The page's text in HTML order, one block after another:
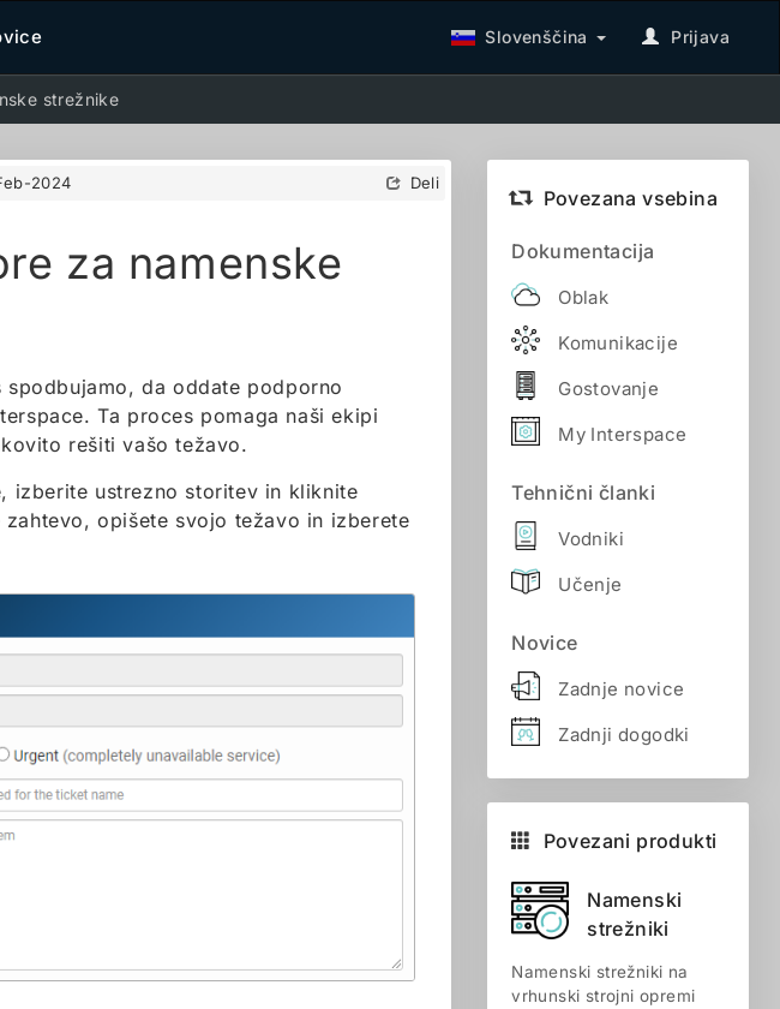
Slovenščina Prijava
strežnike
2024 Deli
za namenske
da oddate podporno
Ta proces pomaga naši ekipi
rešiti vašo težavo.
izberite ustrezno storitev in kliknite
zahtevo, opišete svojo težavo in izberete
Povezana vsebina
Dokumentacija
Oblak
Komunikacije
Gostovanje
My Interspace
Tehnični članki
Vodniki
Učenje
Novice
Zadnje novice
Zadnji dogodki
Povezani produkti
Namenski
strežniki
Namenski strežniki na
vrhunski strojni opremi